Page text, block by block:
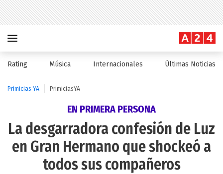
Rating Música Internacionales Últimas Noticias
Primicias YA PrimiciasYA
EN PRIMERA PERSONA
La desgarradora confesión de Luz
en Gran Hermano que shockeó a
todos sus compañeros